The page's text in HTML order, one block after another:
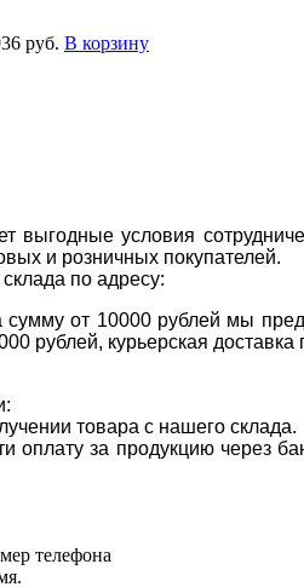
руб. В корзину
выгодные условия
и розничных покупателей.
по адресу:
от 10000 рублей мы
рублей, курьерская
товара с нашего склада.
оплату за продукцию через
телефона